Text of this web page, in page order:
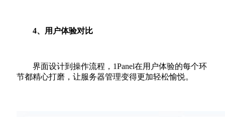
4、用户体验对比
界面设计到操作流程，1Panel在用户体验的每个环
节都精心打磨，让服务器管理变得更加轻松愉悦。